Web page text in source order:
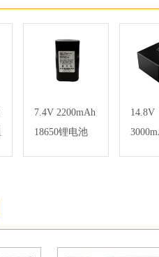
7.4V 2200mAh
18650锂电池
14.8V